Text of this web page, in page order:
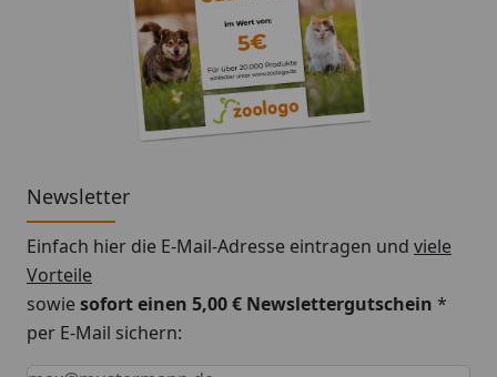
Newsletter
Einfach hier die E-Mail-Adresse eintragen und viele
Vorteile
sowiesofort einen 5,00 € Newslettergutschein *
per E-Mail sichern:
Keine Eingabe erforderlich
Eingabe erforderlich
E-Mail *